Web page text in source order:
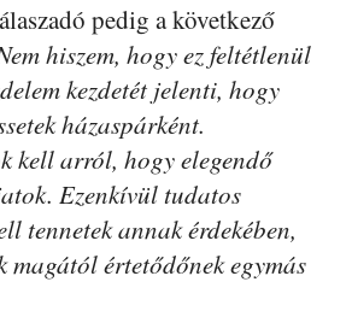
pedig a következő
hiszem, hogy ez feltétlenül
kezdetét jelenti, hogy
házaspárként.
kell arról, hogy elegendő
Ezenkívül tudatos
tennetek annak érdekében,
magától értetődőnek egymás